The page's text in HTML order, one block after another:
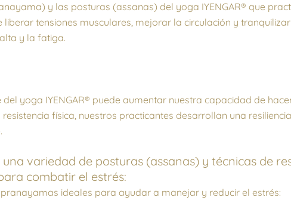
y las posturas (assanas) del yoga IYENGAR® que
tensiones musculares, mejorar la circulación y
y la fatiga.
yoga IYENGAR® puede aumentar nuestra capacidad de
física, nuestros practicantes desarrollan una
una variedad de posturas (assanas) y técnicas de
combatir el estrés:
ideales para ayudar a manejar y reducir el estrés: